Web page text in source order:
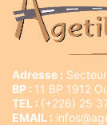
Adresse :
BP : 11 BP 1912
TEL : (+226) 25
EMAIL :